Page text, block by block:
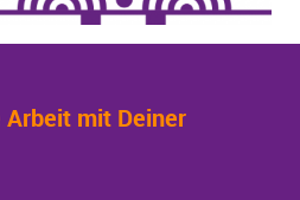
mit Deiner